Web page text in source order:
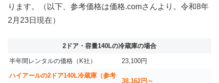
ります。（以下、参考価格は価格.comさんより。令和8年
2月23日現在）
2ドア・容量140Lの冷蔵庫の場合
半年間レンタルの価格（K社）
23,100円
ハイアールの2ドア140L冷蔵庫（参考
38,162円～